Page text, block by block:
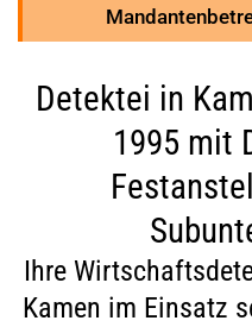
Detektei in
1995 mit
Ihre
Kamen im Einsatz